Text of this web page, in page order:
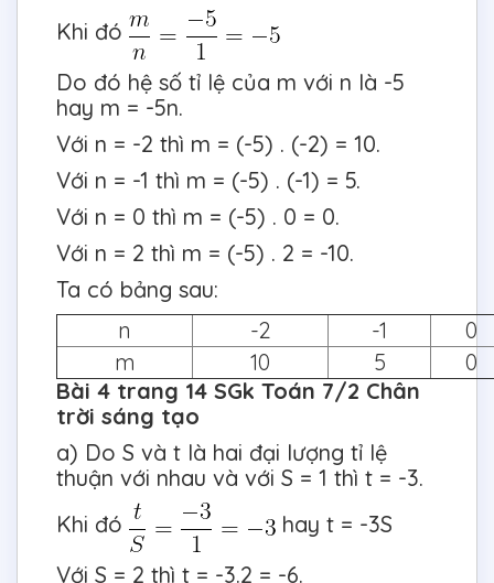
Khi đó
Do đó hệ số tỉ lệ của m với n là -5
hay m = -5n.
Với n = -2 thì m = (-5) . (-2) = 10.
Với n = -1 thì m = (-5) . (-1) = 5.
Với n = 0 thì m = (-5) . 0 = 0.
Với n = 2 thì m = (-5) . 2 = -10.
Ta có bảng sau:
n
-2 -1
0
m
10 5
0
Bài 4 trang 14 SGk Toán 7/2 Chân
trời sáng tạo
a) Do S và t là hai đại lượng tỉ lệ
thuận với nhau và với S = 1 thì t = -3.
Khi đó
hay t = -3S
Với S = 2 thì t = -3.2 = -6.